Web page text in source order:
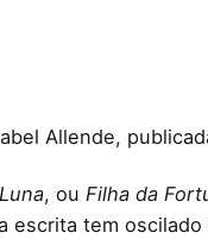
Allende,
, ou Filha da
escrita tem